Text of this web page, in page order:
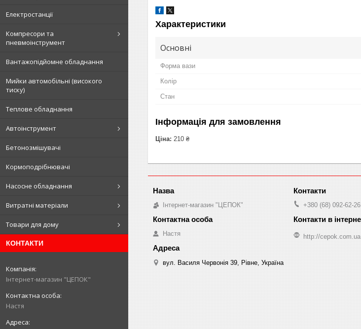
Електростанції
Компресори та
пневмоінструмент
Вантажопідйомне обладнання
Мийки автомобільні (високого
тиску)
Теплове обладнання
Автоінструмент
Бетонозмішувачі
Кормоподрібнювачі
Насосне обладнання
Витратні матеріали
Товари для дому
КОНТАКТИ
Інтернет-магазин "ЦЕПОК"
Настя
Характеристики
Основні
Форма вази
Колір
Стан
Інформація для замовлення
Ціна: 210 ₴
Інтернет-магазин "ЦЕПОК"
Настя
вул. Василя Червонія 39, Рівне, Україна
+380 (68) 092-62-26
http://cepok.com.ua